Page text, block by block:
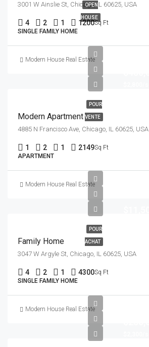
OPEN
HOUSE
3001 W Ainslie St, Chicago, IL 60625, USA
4 2 1 1200Sq Ft
SINGLE FAMILY HOME
Modern House Real Estate
POUR
VENTE
Modern Apartment
4885 N Francisco Ave, Chicago, IL 60625, USA
1 2 1 2149Sq Ft
APARTMENT
Modern House Real Estate
POUR
ACHAT
Family Home
3047 W Argyle St, Chicago, IL 60625, USA
4 2 1 4300Sq Ft
SINGLE FAMILY HOME
Modern House Real Estate